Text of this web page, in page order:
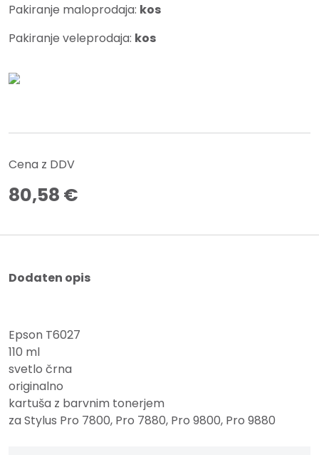
Pakiranje maloprodaja: kos
Pakiranje veleprodaja: kos
Cena z DDV
80,58 €
Dodaten opis
Epson T6027
110 ml
svetlo črna
originalno
kartuša z barvnim tonerjem
za Stylus Pro 7800, Pro 7880, Pro 9800, Pro 9880